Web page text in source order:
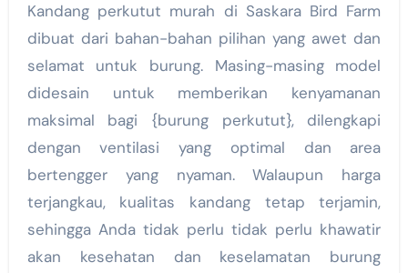
Kandang perkutut murah di Saskara Bird Farm
dibuat dari bahan-bahan pilihan yang awet dan
selamat untuk burung. Masing-masing model
didesain untuk memberikan kenyamanan
maksimal bagi {burung perkutut}, dilengkapi
dengan ventilasi yang optimal dan area
bertengger yang nyaman. Walaupun harga
terjangkau, kualitas kandang tetap terjamin,
sehingga Anda tidak perlu tidak perlu khawatir
akan kesehatan dan keselamatan burung